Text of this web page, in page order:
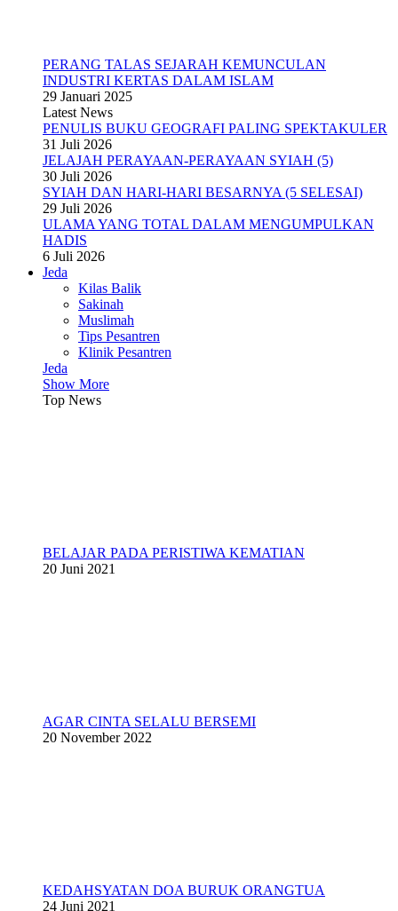
PERANG TALAS SEJARAH KEMUNCULAN
INDUSTRI KERTAS DALAM ISLAM
29 Januari 2025
Latest News
PENULIS BUKU GEOGRAFI PALING SPEKTAKULER
31 Juli 2026
JELAJAH PERAYAAN-PERAYAAN SYIAH (5)
30 Juli 2026
SYIAH DAN HARI-HARI BESARNYA (5 SELESAI)
29 Juli 2026
ULAMA YANG TOTAL DALAM MENGUMPULKAN
HADIS
6 Juli 2026
Jeda
Kilas Balik
Sakinah
Muslimah
Tips Pesantren
Klinik Pesantren
Jeda
Show More
Top News
BELAJAR PADA PERISTIWA KEMATIAN
20 Juni 2021
AGAR CINTA SELALU BERSEMI
20 November 2022
KEDAHSYATAN DOA BURUK ORANGTUA
24 Juni 2021